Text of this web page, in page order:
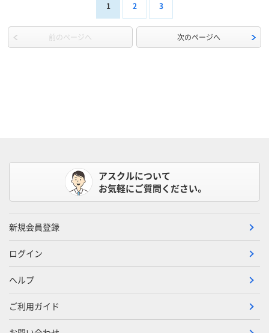
1 2 3
前のページへ 次のページへ
アスクルについて
お気軽にご質問ください。
新規会員登録
ログイン
ヘルプ
ご利用ガイド